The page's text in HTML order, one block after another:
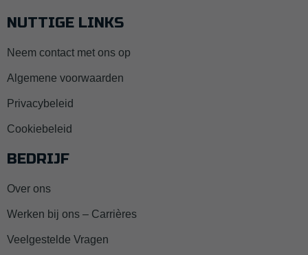
NUTTIGE LINKS
Neem contact met ons op
Algemene voorwaarden
Privacybeleid
Cookiebeleid
BEDRIJF
Over ons
Werken bij ons – Carrières
Veelgestelde Vragen